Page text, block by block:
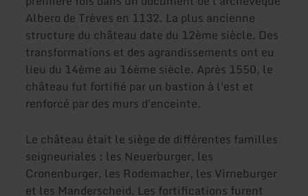
Albero de Trèves en 1132. La plus ancienne
structure du château date du 12ème siècle. Des
transformations et des agrandissements ont eu
lieu du 14ème au 16ème siècle. Après 1550, le
château fut fortifié par un bastion à l'est et
renforcé par des murs d'enceinte.
Le château était le siège de différentes familles
seigneuriales : les Neuerburger, les
Cronenburger, les Rodemacher, les Virneburger
et les Manderscheid. Les fortifications furent